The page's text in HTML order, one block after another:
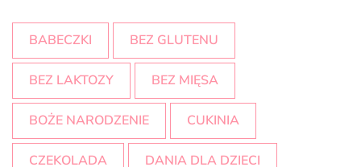
BABECZKI BEZ GLUTENU
BEZ LAKTOZY BEZ MIĘSA
BOŻE NARODZENIE CUKINIA
CZEKOLADA DANIA DLA DZIECI